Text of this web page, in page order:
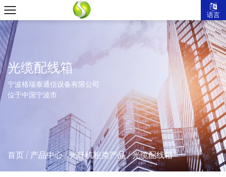
语言
光缆配线箱
宁波格瑞泰通信设备有限公司
位于中国宁波市.
首页 / 产品中心/光纤机柜类产品/光缆配线箱